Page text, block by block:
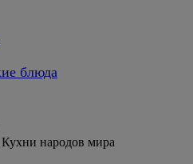
блюда
Кухни народов мира